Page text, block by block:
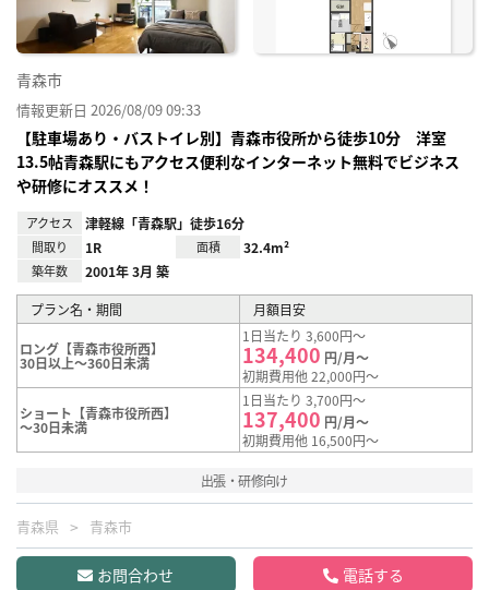
青森市
情報更新日 2026/08/09 09:33
【駐車場あり・バストイレ別】青森市役所から徒歩10分 洋室
13.5帖青森駅にもアクセス便利なインターネット無料でビジネス
や研修にオススメ！
アクセス 津軽線「青森駅」徒歩16分
間取り 1R 面積 32.4m²
築年数 2001年 3月 築
プラン名・期間 月額目安
ロング【青森市役所西】
30日以上～360日未満
1日当たり 3,600円～
134,400 円/月～
初期費用他 22,000円～
ショート【青森市役所西】
～30日未満
1日当たり 3,700円～
137,400 円/月～
初期費用他 16,500円～
出張・研修向け
青森県 青森市
お問合わせ 電話する